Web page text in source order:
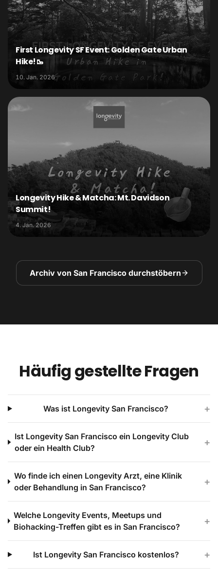
First Longevity SF Event: Golden Gate Urban
Hike!🥾
10. Jan. 2026
Longevity Hike & Matcha: Mt. Davidson
Summit!
4. Jan. 2026
Archiv von San Francisco durchstöbern
Häufig gestellte Fragen
Was ist Longevity San Francisco? +
Ist Longevity San Francisco ein Longevity Club
oder ein Health Club?
+
Wo finde ich einen Longevity Arzt, eine Klinik
oder Behandlung in San Francisco?
+
Welche Longevity Events, Meetups und
Biohacking-Treffen gibt es in San Francisco?
+
Ist Longevity San Francisco kostenlos? +